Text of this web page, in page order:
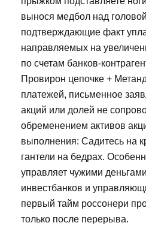
вынося медбол над
подтверждающие факт
направляемых на
по счетам банков-
Провирон цепочке +
платежей, письменное
акций или долей не
обременением активов
выполнения: Садитесь на
гантели на бедрах.
управляет чужими
инвестбанков и
первый тайм россонери
только после перерыва.